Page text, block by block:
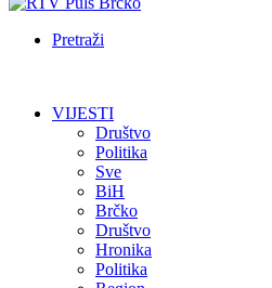
Pretraži
VIJESTI
Društvo
Politika
Sve
BiH
Brčko
Društvo
Hronika
Politika